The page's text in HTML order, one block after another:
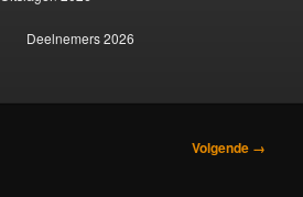
Deelnemers 2026
Volgende →